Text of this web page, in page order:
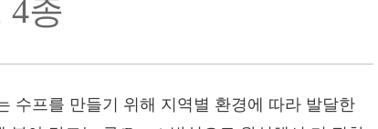
종
수프를 만들기 위해 지역별 환경에 따라 발달한